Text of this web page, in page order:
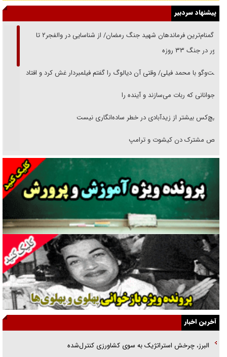
پیشنهاد سردبیر
از گمنام‌ترین فرماندهان شهید جنگ رمضان/ از شناسایی در والفجر۲ تا
حضور در جنگ ۳۳ روزه
گفت‌وگو با محمد فیلی/ وقتی آن دیالوگ را گفتم فیلمبردار غش کرد و افتاد
نوجوانانی که ربات می‌سازند و آینده را
هیچ‌کس بیشتر از زیدآبادی در خطر ساده‌انگاری نیست
رقص مشترک دن کیشوت و ترامپ
دنده دولت به واگذاری مسئله‌دار ایران‌خودرو/ خصوصی‌سازی یا انحصار؟
غریزه‌ی بقا و آقای باقی و رفقا
جراحی‌های زیبایی با مدرک فوق‌دیپلم! + گفت‌وگو با متهم
گفت‌وگو با همسر یکی از شهدای جنگ رمضان/ پیکر بی‌سر شهید را از
انگشت‌های پا شناسایی کردیم
نسلی که آنلاین الگو می‌گیرد
گفت‌وگو با آیت‌الله جاودان/ جفای مخالفان مکانت معنوی رهبر شهید را
ارتقا می‌داد
راننده مست به قانون می‌خندد
همه آقای دوربینی شده‌ایم!
آخرین اخبار
البرز، چرخش استراتژیک به سوی کشاورزی کنترل‌شده